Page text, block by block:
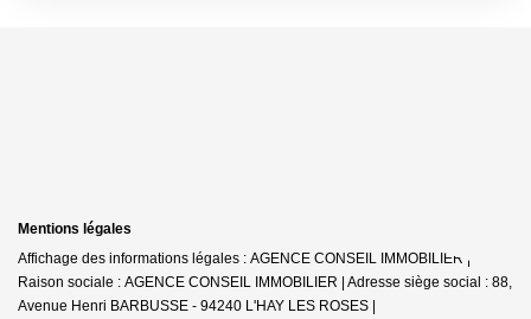
Mentions légales
Affichage des informations légales : AGENCE CONSEIL IMMOBILIER |
Raison sociale : AGENCE CONSEIL IMMOBILIER | Adresse siège social : 88,
Avenue Henri BARBUSSE - 94240 L'HAY LES ROSES |